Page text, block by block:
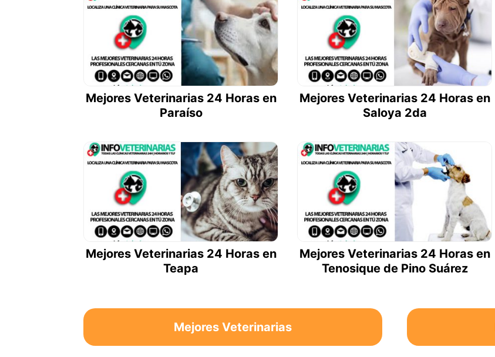
Mejores Veterinarias 24 Horas en
Paraíso
Mejores Veterinarias 24 Horas en
Saloya 2da
Mejores Veterinarias 24 Horas en
Teapa
Mejores Veterinarias 24 Horas en
Tenosique de Pino Suárez
Mejores Veterinarias